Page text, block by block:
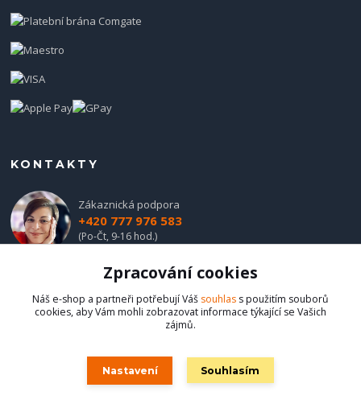
KONTAKTY
Zákaznická podpora
+420 777 976 583
(Po-Čt, 9-16 hod.)
obchod@hadladla.cz
Zpracování cookies
Náš e-shop a partneři potřebují Váš souhlas s použitím souborů
cookies, aby Vám mohli zobrazovat informace týkající se Vašich
zájmů.
Nastavení Souhlasím